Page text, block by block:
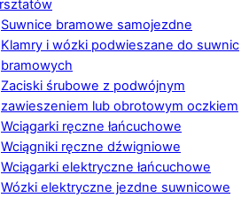
Suwnice bramowe samojezdne
Klamry i wózki podwieszane do suwnic
bramowych
Zaciski śrubowe z podwójnym
zawieszeniem lub obrotowym oczkiem
Wciągarki ręczne łańcuchowe
Wciągniki ręczne dźwigniowe
Wciągarki elektryczne łańcuchowe
Wózki elektryczne jezdne suwnicowe